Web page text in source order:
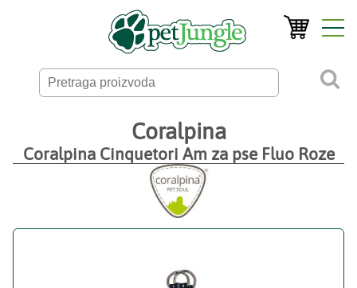
Coralpina
Coralpina Cinquetori Am za pse Fluo Roze